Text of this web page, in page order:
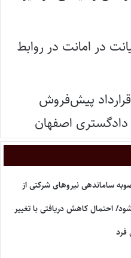
در امانت در روابط
پیش‌فروش
دادگستری اصفهان
ساماندهی نیروهای شرکتی از
احتمال کاهش دریافتی با تغییر